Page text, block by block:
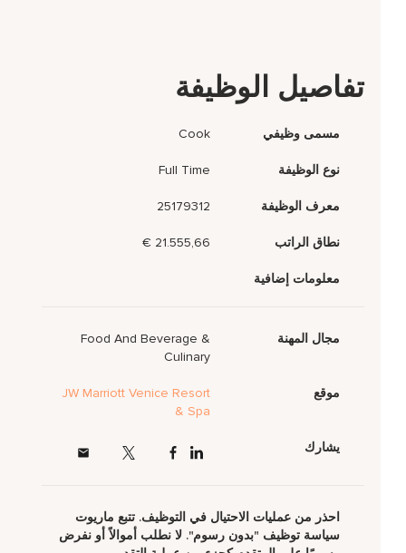
تفاصيل الوظيفة
مسمى وظيفي Cook
نوع الوظيفة Full Time
معرف الوظيفة 25179312
نطاق الراتب 21.555,66 €
معلومات إضافية
مجال المهنة
Food And Beverage &
Culinary
JW Marriott Venice Resort
& Spa
يشارك
احذر من عمليات الاحتيال في التوظيف. تتبع ماريوت
سياسة توظيف "بدون رسوم". لا نطلب أموالاً أو نفرض